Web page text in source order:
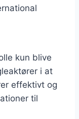
kun blive
i at
effektivt og
til